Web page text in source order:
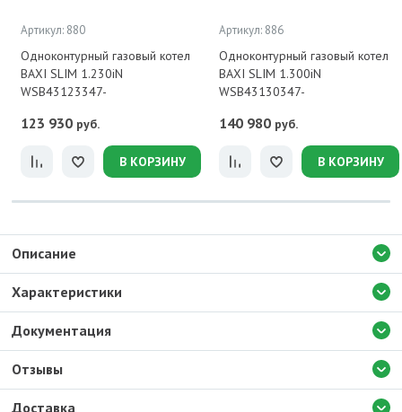
Артикул: 880
Одноконтурный газовый котел
BAXI SLIM 1.230iN
WSB43123347-
123 930 руб.
В КОРЗИНУ
Артикул: 886
Одноконтурный газовый котел
BAXI SLIM 1.300iN
WSB43130347-
140 980 руб.
В КОРЗИНУ
Доставка
Описание
Характеристики
Документация
Отзывы